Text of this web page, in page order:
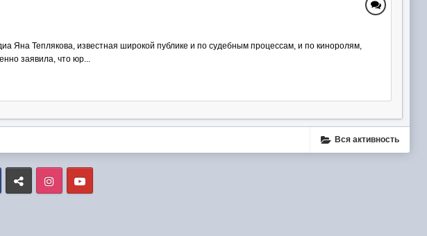
Яна Теплякова, известная широкой публике и по судебным процессам, и по киноролям,
заявила, что юр...
Вся активность
Facebook VK Instagram